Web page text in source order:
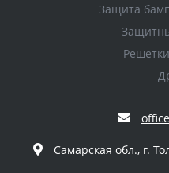
Защита
Самарская обл., г.